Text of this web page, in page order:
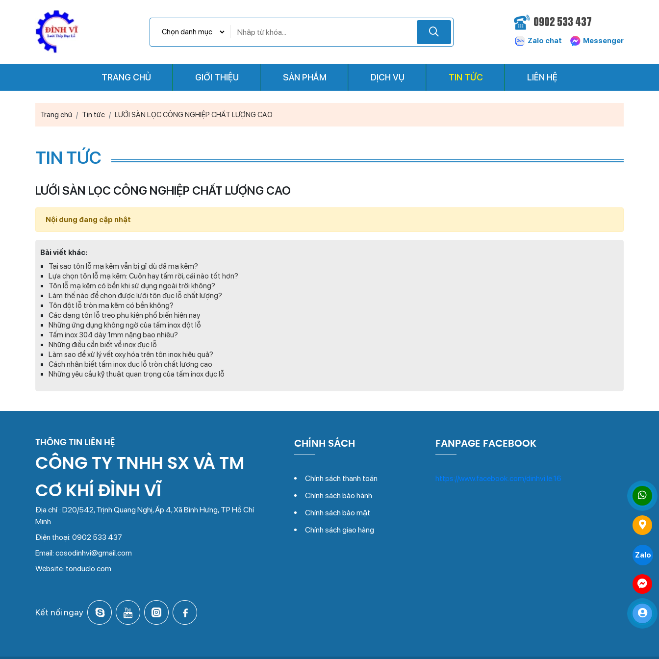
0902 533 437
Zalo chat Messenger
TRANG CHỦ GIỚI THIỆU SẢN PHẨM DỊCH VỤ TIN TỨC LIÊN HỆ
Trang chủ Tin tức LƯỚI SÀN LỌC CÔNG NGHIỆP CHẤT LƯỢNG CAO
TIN TỨC
LƯỚI SÀN LỌC CÔNG NGHIỆP CHẤT LƯỢNG CAO
Nội dung đang cập nhật
Bài viết khác:
Tại sao tôn lỗ mạ kẽm vẫn bị gỉ dù đã mạ kẽm?
Lựa chọn tôn lỗ mạ kẽm: Cuộn hay tấm rời, cái nào tốt hơn?
Tôn lỗ mạ kẽm có bền khi sử dụng ngoài trời không?
Làm thế nào để chọn được lưới tôn đục lỗ chất lượng?
Tôn đột lỗ tròn mạ kẽm có bền không?
Các dạng tôn lỗ treo phụ kiện phổ biến hiện nay
Những ứng dụng không ngờ của tấm inox đột lỗ
Tấm inox 304 dày 1mm nặng bao nhiêu?
Những điều cần biết về inox đục lỗ
Làm sao để xử lý vết oxy hóa trên tôn inox hiệu quả?
Cách nhận biết tấm inox đục lỗ tròn chất lượng cao
Những yêu cầu kỹ thuật quan trọng của tấm inox đục lỗ
THÔNG TIN LIÊN HỆ
CÔNG TY TNHH SX VÀ TM
CƠ KHÍ ĐÌNH VĨ
Địa chỉ : D20/542, Trịnh Quang Nghị, Ấp 4, Xã Bình Hưng, TP Hồ Chí
Minh
Điện thoại: 0902 533 437
Email: cosodinhvi@gmail.com
Website: tonduclo.com
Kết nối ngay
CHÍNH SÁCH
Chính sách thanh toán
Chính sách bảo hành
Chính sách bảo mật
Chính sách giao hàng
FANPAGE FACEBOOK
https://www.facebook.com/dinhvi.le.16
Zalo